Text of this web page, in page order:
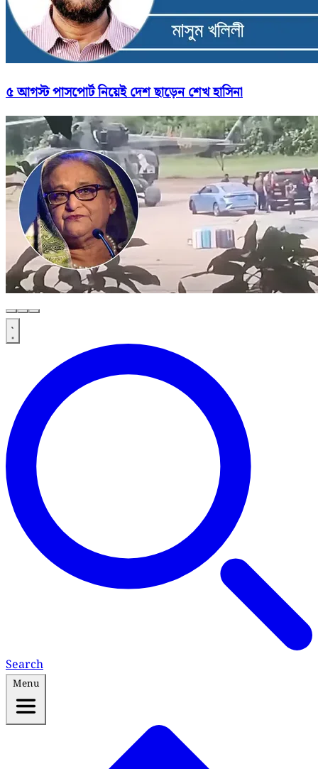
৫ আগস্ট পাসপোর্ট নিয়েই দেশ ছাড়েন শেখ হাসিনা
Search
Menu